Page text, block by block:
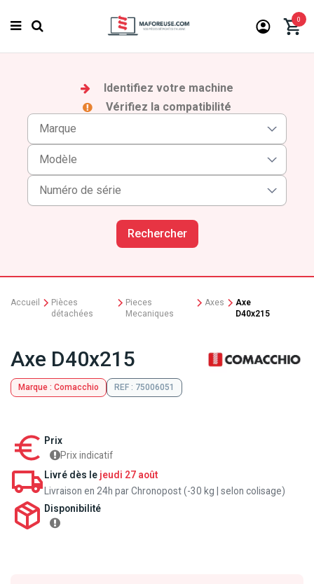
0
Identifiez votre machine
Vérifiez la compatibilité
Rechercher
Accueil
Pièces
détachées
Pieces
Mecaniques
Axes
Axe
D40x215
Axe D40x215
Marque : Comacchio REF : 75006051
Prix
Prix indicatif
Livré dès le jeudi 27 août
Livraison en 24h par Chronopost (-30 kg | selon colisage)
Disponibilité